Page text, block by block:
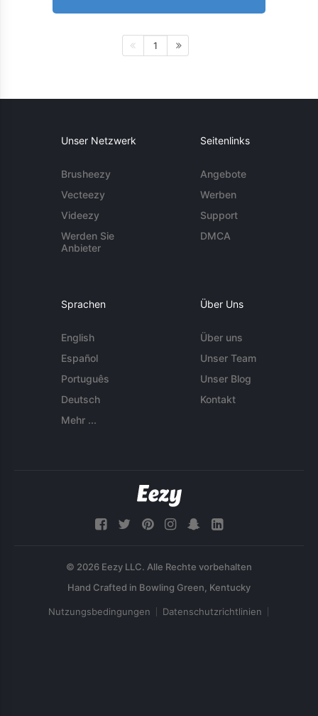
1
Unser Netzwerk
Brusheezy
Vecteezy
Videezy
Werden Sie
Anbieter
Seitenlinks
Angebote
Werben
Support
DMCA
Sprachen
English
Español
Português
Deutsch
Mehr ...
Über Uns
Über uns
Unser Team
Unser Blog
Kontakt
© 2026 Eezy LLC. Alle Rechte vorbehalten
Nutzungsbedingungen Datenschutzrichtlinien